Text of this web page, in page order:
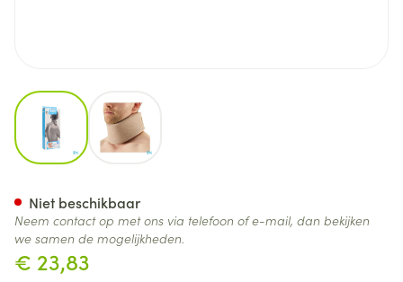
View larger imageView larger image
€ 23,83
Niet beschikbaar
Neem contact op met ons via telefoon of e-mail, dan bekijken
we samen de mogelijkheden.